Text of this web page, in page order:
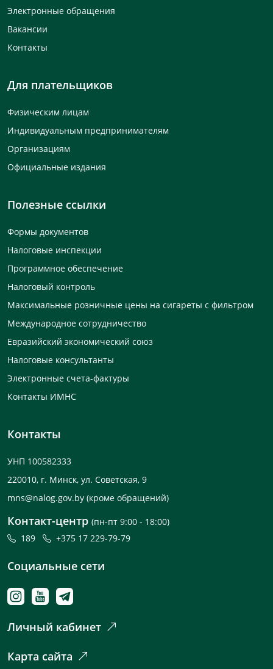
Электронные обращения
Вакансии
Контакты
Для плательщиков
Физическим лицам
Индивидуальным предпринимателям
Организациям
Официальные издания
Полезные ссылки
Формы документов
Налоговые инспекции
Программное обеспечение
Налоговый контроль
Максимальные розничные цены на сигареты с фильтром
Международное сотрудничество
Евразийский экономический союз
Налоговые консультанты
Электронные счета-фактуры
Контакты ИМНС
Контакты
УНП 100582333
220010, г. Минск, ул. Советская, 9
mns@nalog.gov.by (кроме обращений)
Контакт-центр (пн-пт 9:00 - 18:00)
189
+375 17 229-79-79
Социальные сети
Личный кабинет
Карта сайта